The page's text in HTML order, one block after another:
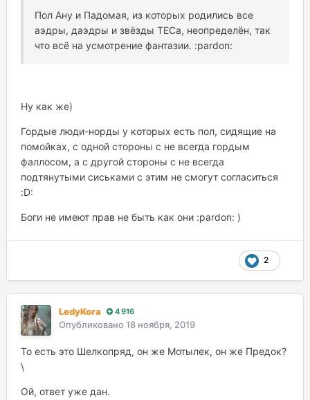
Пол Ану и Падомая, из которых родились все
аэдры, даэдры и звёзды ТЕСа, неопределён, так
что всё на усмотрение фантазии. :pardon:
Ну как же)
Гордые люди-норды у которых есть пол, сидящие на
помойках, с одной стороны с не всегда гордым
фаллосом, а с другой стороны с не всегда
подтянутыми сиськами с этим не смогут согласиться
:D:
Боги не имеют прав не быть как они :pardon: )
2
LedyKora 4 916
Опубликовано 18 ноября, 2019
То есть это Шелкопряд, он же Мотылек, он же Предок?
\
Ой, ответ уже дан.